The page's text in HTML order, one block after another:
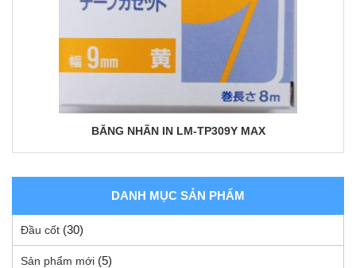
BĂNG NHÃN IN LM-TP309Y MAX
DANH MỤC SẢN PHẨM
Đầu cốt (30)
Sản phẩm mới (5)